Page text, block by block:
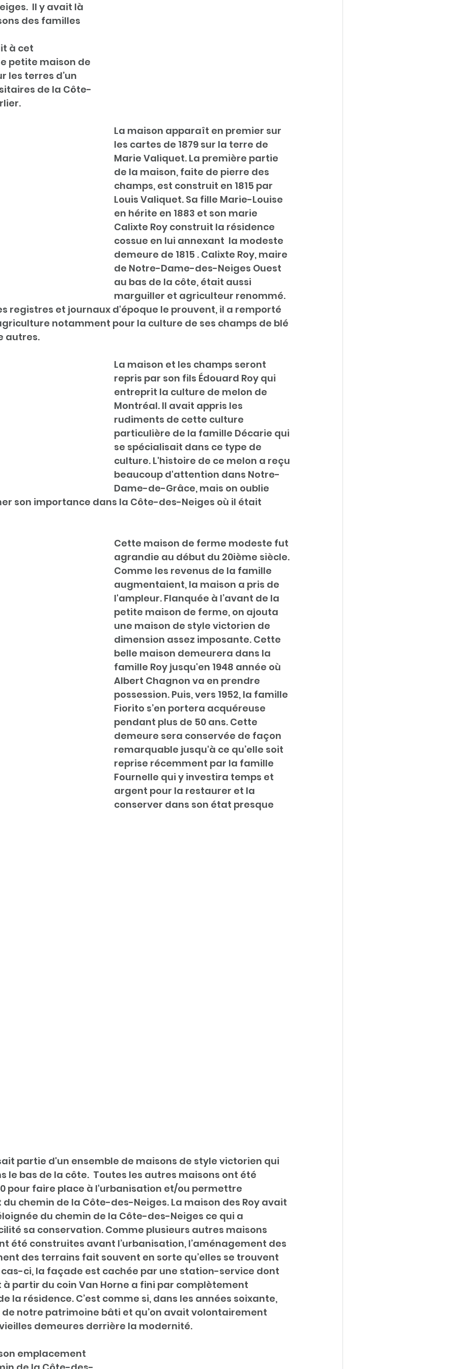
Il y avait là
des familles
à cet
petite maison de
les terres d’un
de la Côte-
La maison apparaît en premier sur
les cartes de 1879 sur la terre de
Marie Valiquet. La première partie
de la maison, faite de pierre des
champs, est construit en 1815 par
Louis Valiquet. Sa fille Marie-Louise
en hérite en 1883 et son marie
Calixte Roy construit la résidence
cossue en lui annexant  la modeste
demeure de 1815 . Calixte Roy, maire
de Notre-Dame-des-Neiges Ouest
au bas de la côte, était aussi
marguiller et agriculteur renommé.
registres et journaux d'époque le prouvent, il a remporté
notamment pour la culture de ses champs de blé
autres.
La maison et les champs seront
repris par son fils Édouard Roy qui
entreprit la culture de melon de
Montréal. Il avait appris les
rudiments de cette culture
particulière de la famille Décarie qui
se spécialisait dans ce type de
culture. L'histoire de ce melon a reçu
beaucoup d'attention dans Notre-
Dame-de-Grâce, mais on oublie
son importance dans la Côte-des-Neiges où il était
Cette maison de ferme modeste fut
agrandie au début du 20ième siècle.
Comme les revenus de la famille
augmentaient, la maison a pris de
l'ampleur. Flanquée à l’avant de la
petite maison de ferme, on ajouta
une maison de style victorien de
dimension assez imposante. Cette
belle maison demeurera dans la
famille Roy jusqu'en 1948 année où
Albert Chagnon va en prendre
possession. Puis, vers 1952, la famille
Fiorito s’en portera acquéreuse
pendant plus de 50 ans. Cette
demeure sera conservée de façon
remarquable jusqu'à ce qu’elle soit
reprise récemment par la famille
Fournelle qui y investira temps et
argent pour la restaurer et la
conserver dans son état presque
partie d'un ensemble de maisons de style victorien qui
le bas de la côte.  Toutes les autres maisons ont été
pour faire place à l'urbanisation et/ou permettre
chemin de la Côte-des-Neiges. La maison des Roy avait
du chemin de la Côte-des-Neiges ce qui a
sa conservation. Comme plusieurs autres maisons
été construites avant l’urbanisation, l’aménagement des
des terrains fait souvent en sorte qu’elles se trouvent
cas-ci, la façade est cachée par une station-service dont
à partir du coin Van Horne a fini par complètement
la résidence. C’est comme si, dans les années soixante,
notre patrimoine bâti et qu’on avait volontairement
demeures derrière la modernité.
emplacement